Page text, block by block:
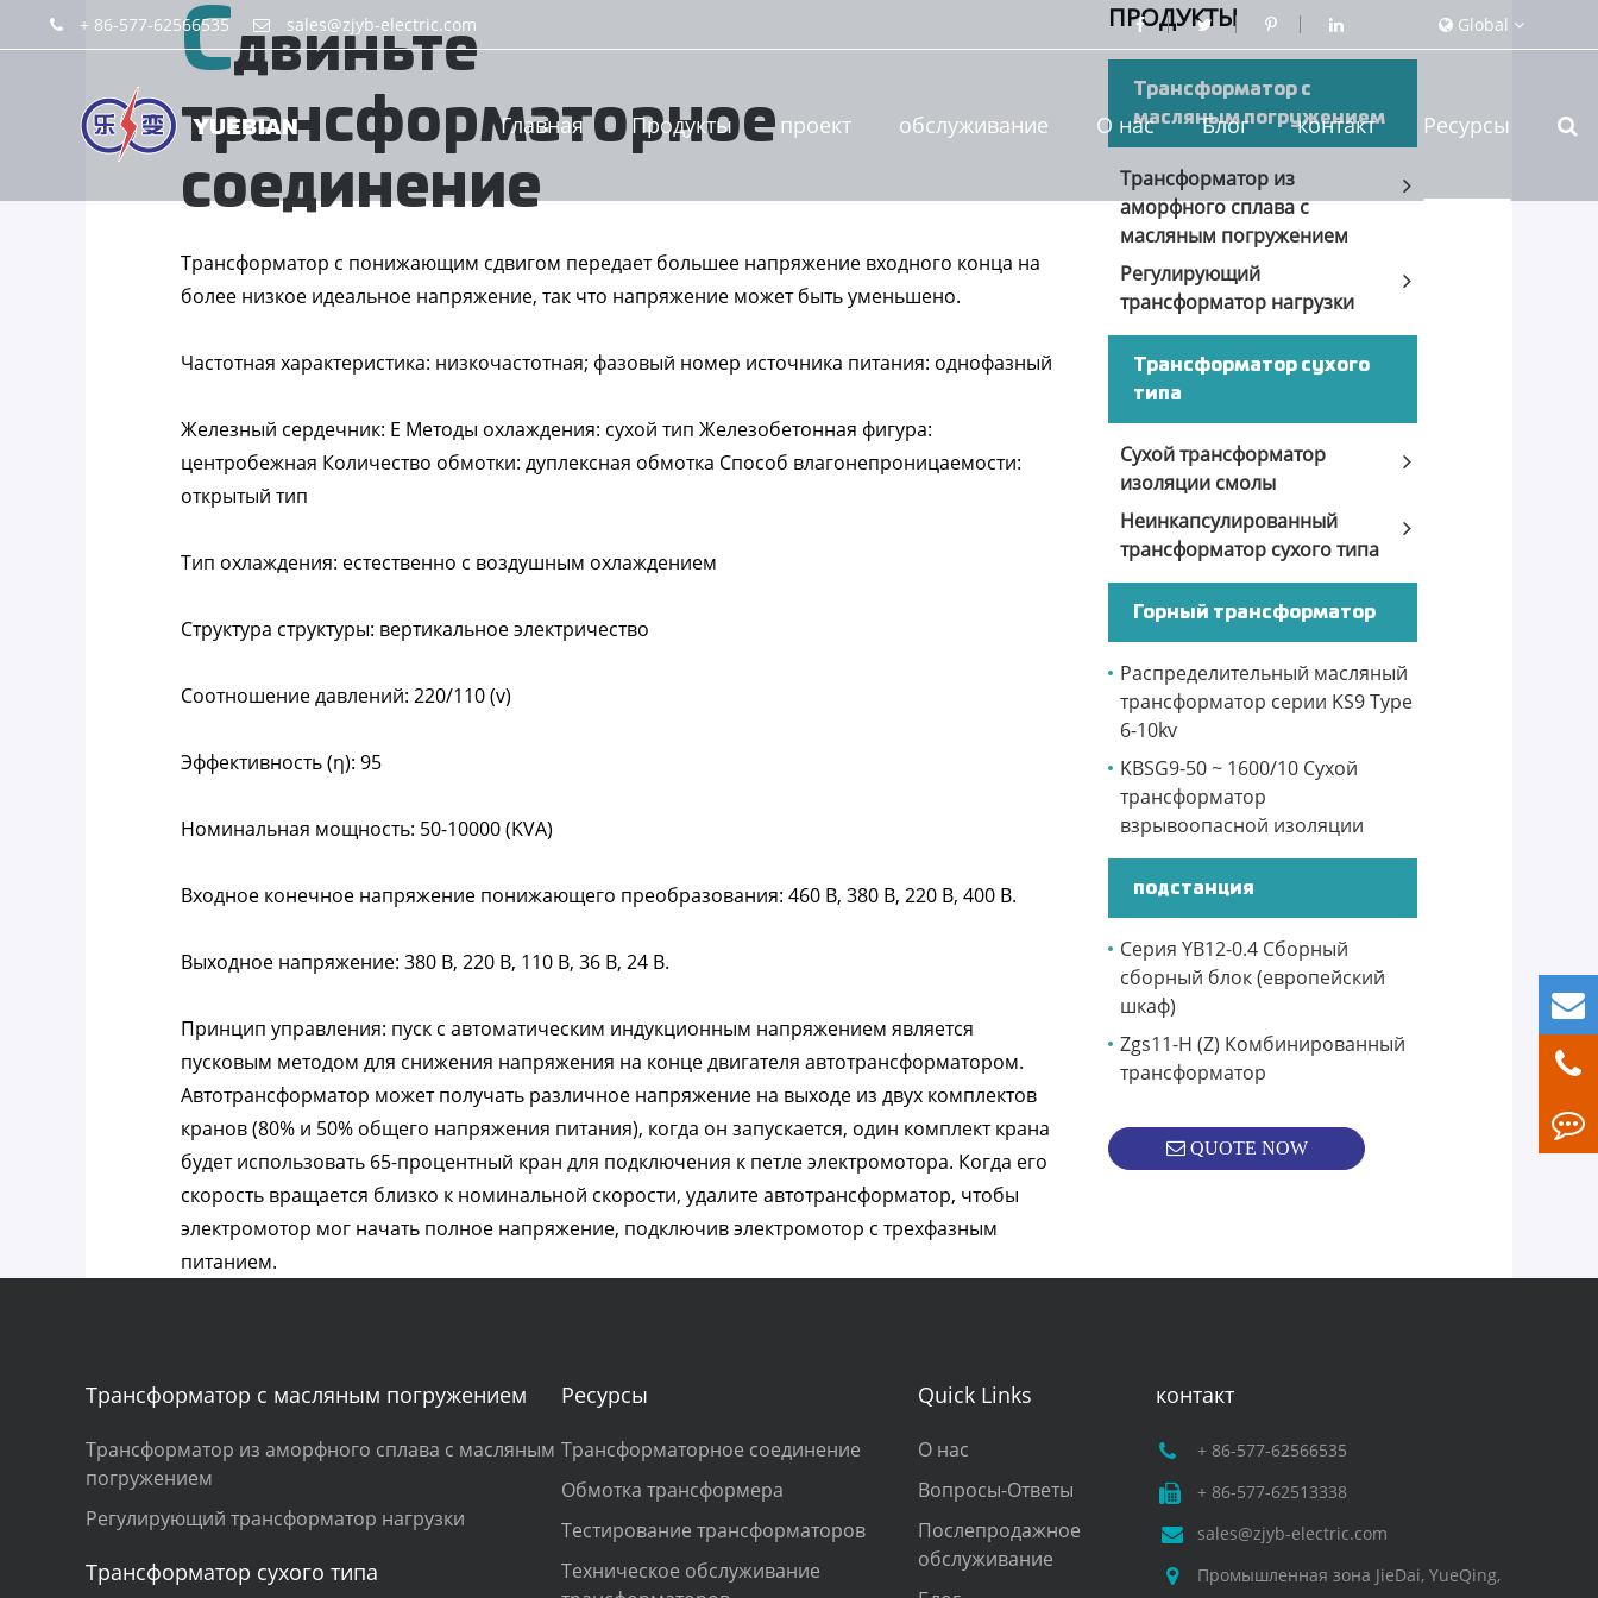
+ 86-577-62566535 sales@zjyb-electric.com Global
Главная Продукты проект обслуживание О нас Блог контакт Ресурсы
Сдвиньте
трансформаторное
соединение
Трансформатор с понижающим сдвигом передает большее напряжение входного конца на
более низкое идеальное напряжение, так что напряжение может быть уменьшено.
Частотная характеристика: низкочастотная; фазовый номер источника питания: однофазный
Железный сердечник: E Методы охлаждения: сухой тип Железобетонная фигура:
центробежная Количество обмотки: дуплексная обмотка Способ влагонепроницаемости:
открытый тип
Тип охлаждения: естественно с воздушным охлаждением
Структура структуры: вертикальное электричество
Соотношение давлений: 220/110 (v)
Эффективность (η): 95
Номинальная мощность: 50-10000 (KVA)
Входное конечное напряжение понижающего преобразования: 460 В, 380 В, 220 В, 400 В.
Выходное напряжение: 380 В, 220 В, 110 В, 36 В, 24 В.
Принцип управления: пуск с автоматическим индукционным напряжением является
пусковым методом для снижения напряжения на конце двигателя автотрансформатором.
Автотрансформатор может получать различное напряжение на выходе из двух комплектов
кранов (80% и 50% общего напряжения питания), когда он запускается, один комплект крана
будет использовать 65-процентный кран для подключения к петле электромотора. Когда его
скорость вращается близко к номинальной скорости, удалите автотрансформатор, чтобы
электромотор мог начать полное напряжение, подключив электромотор с трехфазным
питанием.
ПРОДУКТЫ
Трансформатор с
масляным погружением
Трансформатор из
аморфного сплава с
масляным погружением
Регулирующий
трансформатор нагрузки
Трансформатор сухого
типа
Сухой трансформатор
изоляции смолы
Неинкапсулированный
трансформатор сухого типа
Горный трансформатор
Распределительный масляный
трансформатор серии KS9 Type
6-10kv
KBSG9-50 ~ 1600/10 Сухой
трансформатор
взрывоопасной изоляции
подстанция
Серия YB12-0.4 Сборный
сборный блок (европейский
шкаф)
Zgs11-H (Z) Комбинированный
трансформатор
QUOTE NOW
Трансформатор с масляным погружением
Трансформатор из аморфного сплава с масляным
погружением
Регулирующий трансформатор нагрузки
Трансформатор сухого типа
Ресурсы
Трансформаторное соединение
Обмотка трансформера
Тестирование трансформаторов
Техническое обслуживание
Quick Links
О нас
Вопросы-Ответы
Послепродажное
обслуживание
контакт
+ 86-577-62566535
+ 86-577-62513338
sales@zjyb-electric.com
Промышленная зона JieDai, YueQing,